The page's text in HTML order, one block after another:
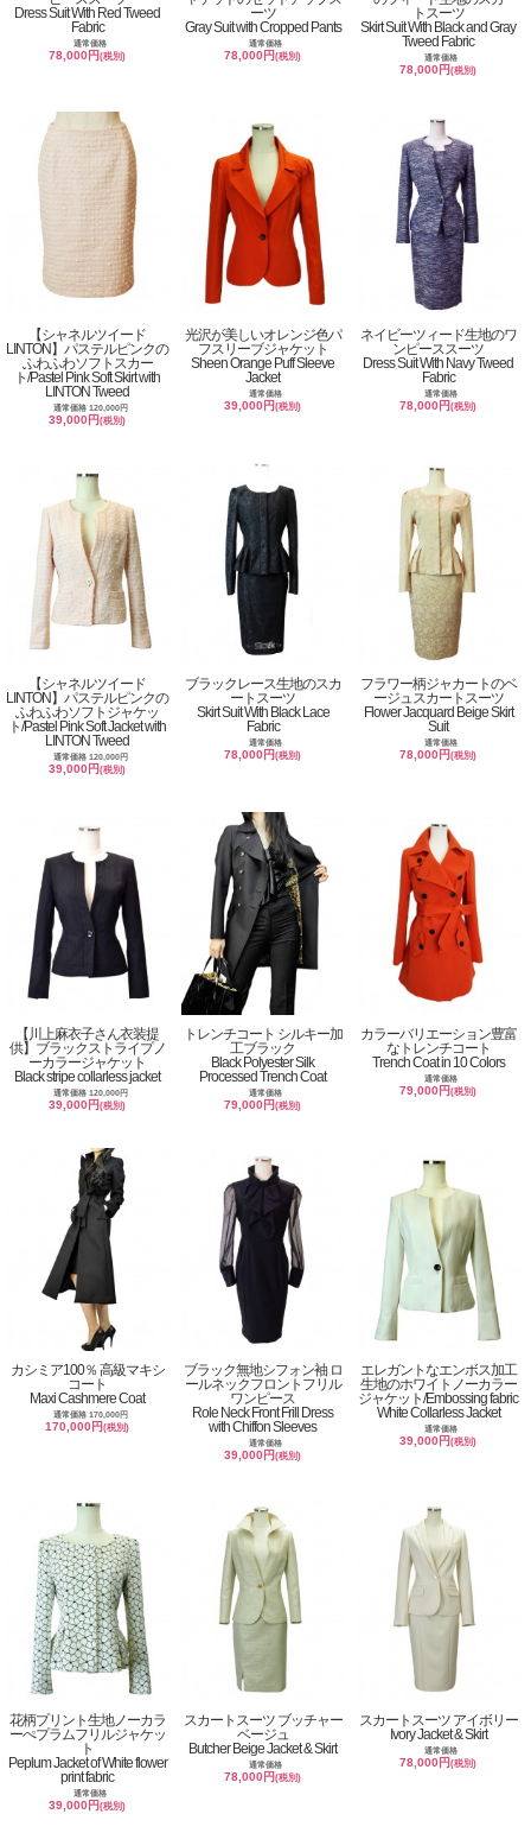
Dress Suit With Red Tweed
Fabric
通常価格
78,000円(税別)
ーツ
Gray Suit with Cropped Pants
通常価格
78,000円(税別)
トスーツ
Skirt Suit With Black and Gray
Tweed Fabric
通常価格
78,000円(税別)
【シャネルツイード
LINTON】パステルピンクの
ふわふわソフトスカー
ト/Pastel Pink Soft Skirt with
LINTON Tweed
通常価格 120,000円
39,000円(税別)
光沢が美しいオレンジ色パ
フスリーブジャケット
Sheen Orange Puff Sleeve
Jacket
通常価格
39,000円(税別)
ネイビーツィード生地のワ
ンピーススーツ
Dress Suit With Navy Tweed
Fabric
通常価格
78,000円(税別)
【シャネルツイード
LINTON】パステルピンクの
ふわふわソフトジャケッ
ト/Pastel Pink Soft Jacket with
LINTON Tweed
通常価格 120,000円
39,000円(税別)
ブラックレース生地のスカ
ートスーツ
Skirt Suit With Black Lace
Fabric
通常価格
78,000円(税別)
フラワー柄ジャカートのベ
ージュスカートスーツ
Flower Jacquard Beige Skirt
Suit
通常価格
78,000円(税別)
【川上麻衣子さん衣装提
供】ブラックストライプノ
ーカラージャケット
Black stripe collarless jacket
通常価格 120,000円
39,000円(税別)
トレンチコート シルキー加
工ブラック
Black Polyester Silk
Processed Trench Coat
通常価格
79,000円(税別)
カラーバリエーション豊富
なトレンチコート
Trench Coat in 10 Colors
通常価格
79,000円(税別)
カシミア100％ 高級マキシ
コート
Maxi Cashmere Coat
通常価格 170,000円
170,000円(税別)
ブラック無地シフォン袖 ロ
ールネックフロントフリル
ワンピース
Role Neck Front Frill Dress
with Chiffon Sleeves
通常価格
39,000円(税別)
エレガントなエンボス加工
生地のホワイトノーカラー
ジャケット/Embossing fabric
White Collarless Jacket
通常価格
39,000円(税別)
花柄プリント生地ノーカラ
ーぺプラムフリルジャケッ
ト
Peplum Jacket of White flower
print fabric
通常価格
39,000円(税別)
スカートスーツ ブッチャー
ベージュ
Butcher Beige Jacket & Skirt
通常価格
78,000円(税別)
スカートスーツ アイボリー
Ivory Jacket & Skirt
通常価格
78,000円(税別)